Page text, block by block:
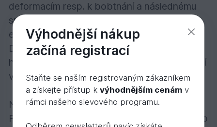
deformacím resp. k bobtnání a následnému
smršťování dřeva. Rozměrové změny se
eliminují až o 60%.
Dřevo vykazuje zvýšenou odolnost vůči
hnilobě a plísním a zároveň i zlepšené izolační
vlastnosti.
Nátěr a barva
Pokud se rozhodnete tepelně upravené dřevo
Výhodnější nákup
začíná registrací
Staňte se naším registrovaným zákazníkem
a získejte přístup k výhodnějším cenámv
rámci našeho slevového programu.